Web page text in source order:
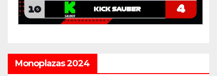
Monoplazas 2024